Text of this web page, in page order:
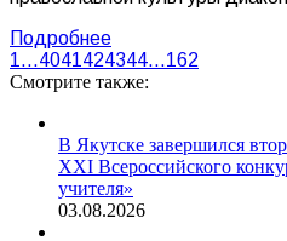
Подробнее
1…4041424344…162
Смотрите также:
В Якутске завершился
XXI Всероссийского
учителя»
03.08.2026